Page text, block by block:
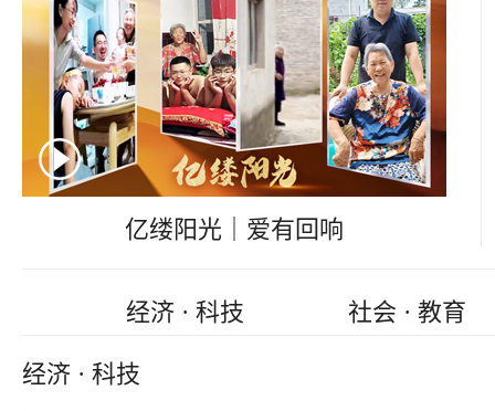
亿缕阳光｜爱有回响
经济 · 科技 社会 · 教育
经济 · 科技